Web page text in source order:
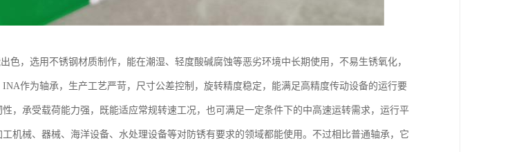
色，选用不锈钢材质制作，能在潮湿、轻度酸碱腐蚀等恶劣环境中长期使用，不易生锈氧化，
作为轴承，生产工艺严苛，尺寸公差控制，旋转精度稳定，能满足高精度传动设备的运行要
，承受载荷能力强，既能适应常规转速工况，也可满足一定条件下的中高速运转需求，运行平
机械、器械、海洋设备、水处理设备等对防锈有要求的领域都能使用。不过相比普通轴承，它